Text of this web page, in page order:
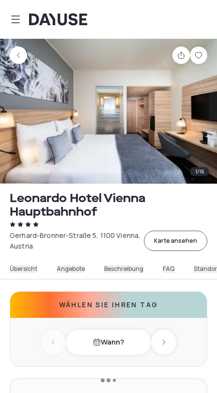
Dayuse
Teilen
1/16
Leonardo Hotel Vienna
Hauptbahnhof
Gerhard-Bronner-Straße 5, 1100 Vienna,
Austria
Karte ansehen
Übersicht Angebote Beschreibung FAQ
WÄHLEN SIE IHREN TAG
Previous day Wann? Next day